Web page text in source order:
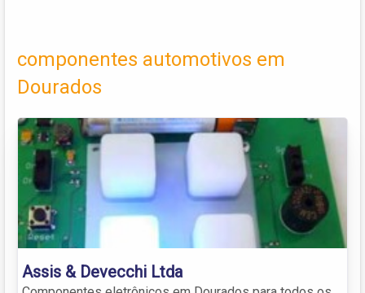
componentes automotivos em
Dourados
Assis & Devecchi Ltda